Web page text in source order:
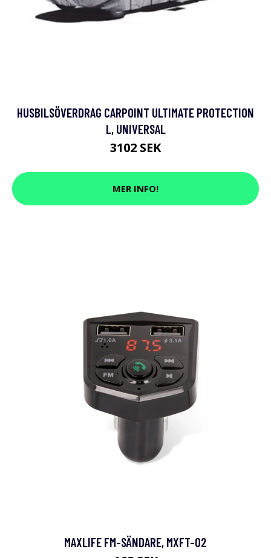
HUSBILSÖVERDRAG CARPOINT ULTIMATE PROTECTION
L, UNIVERSAL
3102 SEK
MER INFO!
MAXLIFE FM-SÄNDARE, MXFT-02